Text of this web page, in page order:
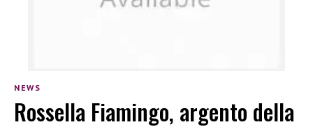
NEWS
Rossella Fiamingo, argento della